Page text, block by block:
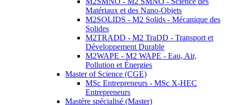
Matériaux et des Nano-Objets
M2SOLIDS - M2 Solids - Mécanique des
Solides
M2TRADD - M2 TraDD - Transport et
Développement Durable
M2WAPE - M2 WAPE - Eau, Air,
Pollution et Énergies
Master of Science (CGE)
MSc Entrepreneurs - MSc X-HEC
Entrepreneurs
Mastère spécialisé (Master)